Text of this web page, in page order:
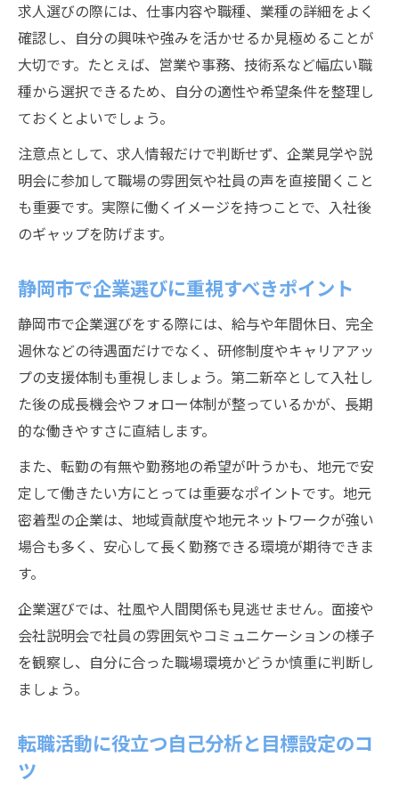
求人選びの際には、仕事内容や職種、業種の詳細をよく
確認し、自分の興味や強みを活かせるか見極めることが
大切です。たとえば、営業や事務、技術系など幅広い職
種から選択できるため、自分の適性や希望条件を整理し
ておくとよいでしょう。
注意点として、求人情報だけで判断せず、企業見学や説
明会に参加して職場の雰囲気や社員の声を直接聞くこと
も重要です。実際に働くイメージを持つことで、入社後
のギャップを防げます。
静岡市で企業選びに重視すべきポイント
静岡市で企業選びをする際には、給与や年間休日、完全
週休などの待遇面だけでなく、研修制度やキャリアアッ
プの支援体制も重視しましょう。第二新卒として入社し
た後の成長機会やフォロー体制が整っているかが、長期
的な働きやすさに直結します。
また、転勤の有無や勤務地の希望が叶うかも、地元で安
定して働きたい方にとっては重要なポイントです。地元
密着型の企業は、地域貢献度や地元ネットワークが強い
場合も多く、安心して長く勤務できる環境が期待できま
す。
企業選びでは、社風や人間関係も見逃せません。面接や
会社説明会で社員の雰囲気やコミュニケーションの様子
を観察し、自分に合った職場環境かどうか慎重に判断し
ましょう。
転職活動に役立つ自己分析と目標設定のコ
ツ